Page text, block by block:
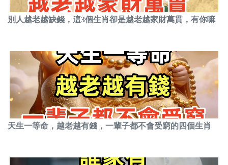
別人越老越缺錢，這3個生肖卻是越老越家財萬貫，有你嘛
天生一等命，越老越有錢，一輩子都不會受窮的四個生肖